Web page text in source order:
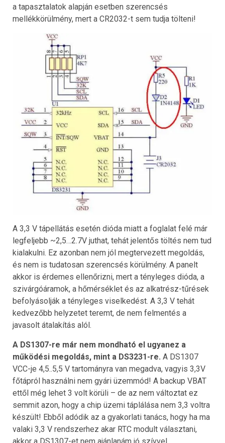
a tapasztalatok alapján esetben szerencsés
mellékkörülmény, mert a CR2032-t sem tudja tölteni!
A 3,3 V tápellátás esetén dióda miatt a foglalat felé már
legfeljebb ~2,5…2.7V juthat, tehát jelentős töltés nem tud
kialakulni. Ez azonban nem jól megtervezett megoldás,
és nem is tudatosan szerencsés körülmény. A panelt
akkor is érdemes ellenőrizni, mert a tényleges dióda, a
szivárgóáramok, a hőmérséklet és az alkatrész-tűrések
befolyásolják a tényleges viselkedést. A 3,3 V tehát
kedvezőbb helyzetet teremt, de nem felmentés a
javasolt átalakítás alól.
A DS1307-re már nem mondható el ugyanez a
működési megoldás, mint a DS3231-re. A DS1307
VCC-je 4,5..5,5 V tartományra van megadva, vagyis 3,3V
főtápról használni nem gyári üzemmód! A backup VBAT
ettől még lehet 3 volt körüli – de az nem változtat ez
semmit azon, hogy a chip üzemi táplálása nem 3,3 voltra
készült! Ebből adódik az a gyakorlati tanács, hogy ha ma
valaki 3,3 V rendszerhez akar RTC modult választani,